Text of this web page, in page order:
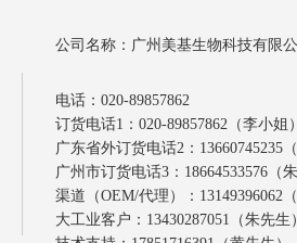
公司名称：广州美基生物科技有限
电话：020-89857862
订货电话1：020-89857862（李小姐
广东省外订货电话2：13660745235
广州市订货电话3：18664533576（
渠道（OEM/代理）：13149396062
大工业客户：13430287051（朱先生